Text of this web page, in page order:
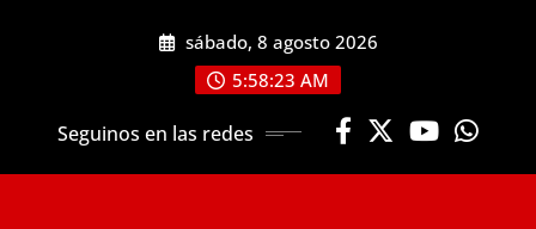
sábado, 8 agosto 2026
5:58:25 AM
Seguinos en las redes